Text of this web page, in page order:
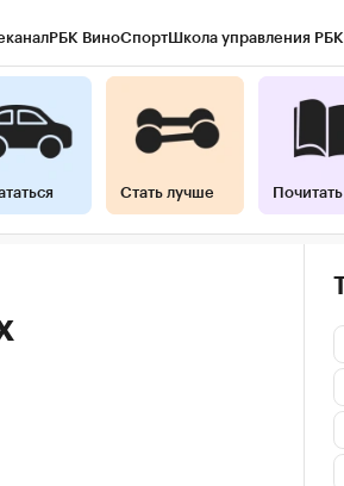
РБК ВиноСпортШкола управления РБК
Стать лучше Почитать